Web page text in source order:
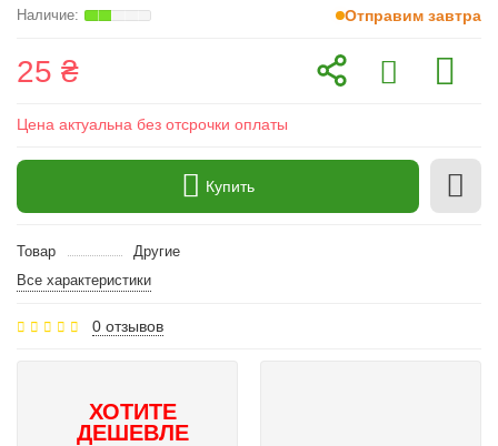
Отправим завтра
25 ₴
Цена актуальна без отсрочки оплаты
Купить
Товар
Другие
Все характеристики
0 отзывов
ХОТИТЕ
ДЕШЕВЛЕ